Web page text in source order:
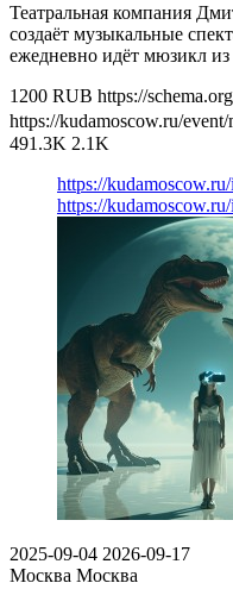
Театральная компания
создаёт музыкальные
ежедневно идёт мюзикл
1200 RUB https://
https://kudamoscow.ru/
491.3K 2.1K
https://
https://
2025-09-04 2026-09-17
Москва Москва